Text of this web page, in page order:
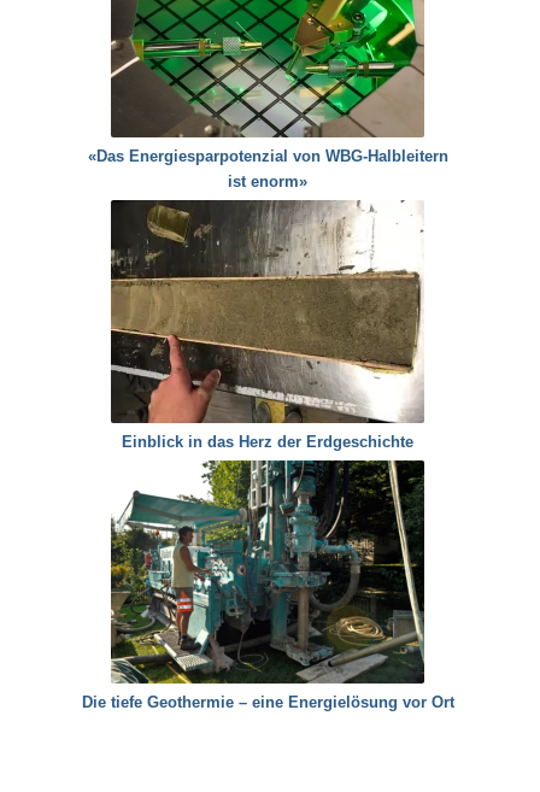
«Das Energiesparpotenzial von WBG-Halbleitern
ist enorm»
Einblick in das Herz der Erdgeschichte
Die tiefe Geothermie – eine Energielösung vor Ort